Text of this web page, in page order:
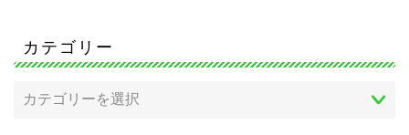
カテゴリー